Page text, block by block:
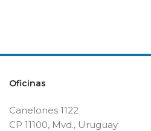
Oficinas
Canelones 1122
CP 11100, Mvd., Uruguay